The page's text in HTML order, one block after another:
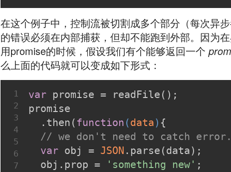
在这个例子中，控制流被切割成多个部分（每次异
的错误必须在内部捕获，但却不能跑到外部。因为
用promise的时候，假设我们有个能够返回一个
么上面的代码就可以变成如下形式：
1
2
3
4
5
6
7
var promise = readFile();
promise
  .then(
function (data) {
// we don't need to catch
var obj = JSON .parse(data);
  obj.prop =
'something new' ;